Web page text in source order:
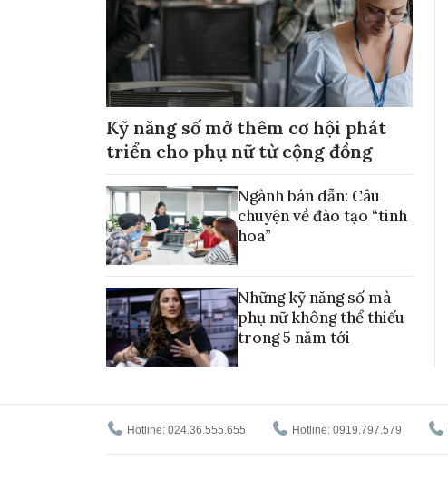
Kỹ năng số mở thêm cơ hội phát
triển cho phụ nữ từ cộng đồng
Ngành bán dẫn: Câu
chuyện về đào tạo “tinh
hoa”
Những kỹ năng số mà
phụ nữ không thể thiếu
trong 5 năm tới
Hotline: 024.36.555.655 Hotline: 0919.797.579